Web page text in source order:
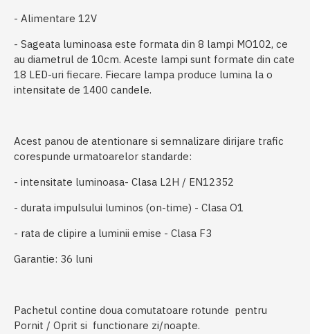
- Alimentare 12V
- Sageata luminoasa este formata din 8 lampi MO102, ce
au diametrul de 10cm. Aceste lampi sunt formate din cate
18 LED-uri fiecare. Fiecare lampa produce lumina la o
intensitate de 1400 candele.
Acest panou de atentionare si semnalizare dirijare trafic
corespunde urmatoarelor standarde:
- intensitate luminoasa- Clasa L2H / EN12352
- durata impulsului luminos (on-time) - Clasa O1
- rata de clipire a luminii emise - Clasa F3
Garantie: 36 luni
Pachetul contine doua comutatoare rotunde pentru
Pornit / Oprit si functionare zi/noapte.